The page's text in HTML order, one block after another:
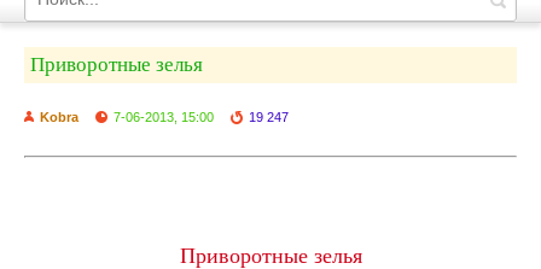
Приворотные зелья
Kobra 7-06-2013, 15:00 19 247
Приворотные зелья